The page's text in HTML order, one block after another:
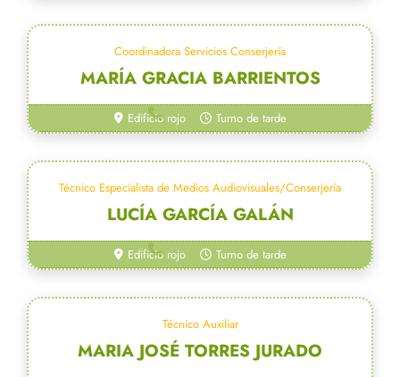
Coordinadora Servicios Conserjería
MARÍA GRACIA BARRIENTOS
Edificio rojo Turno de tarde
954 55 27 50
Técnico Especialista de Medios Audiovisuales/Conserjería
LUCÍA GARCÍA GALÁN
Edificio rojo Turno de tarde
954 55 27 50
Técnico Auxiliar
MARIA JOSÉ TORRES JURADO